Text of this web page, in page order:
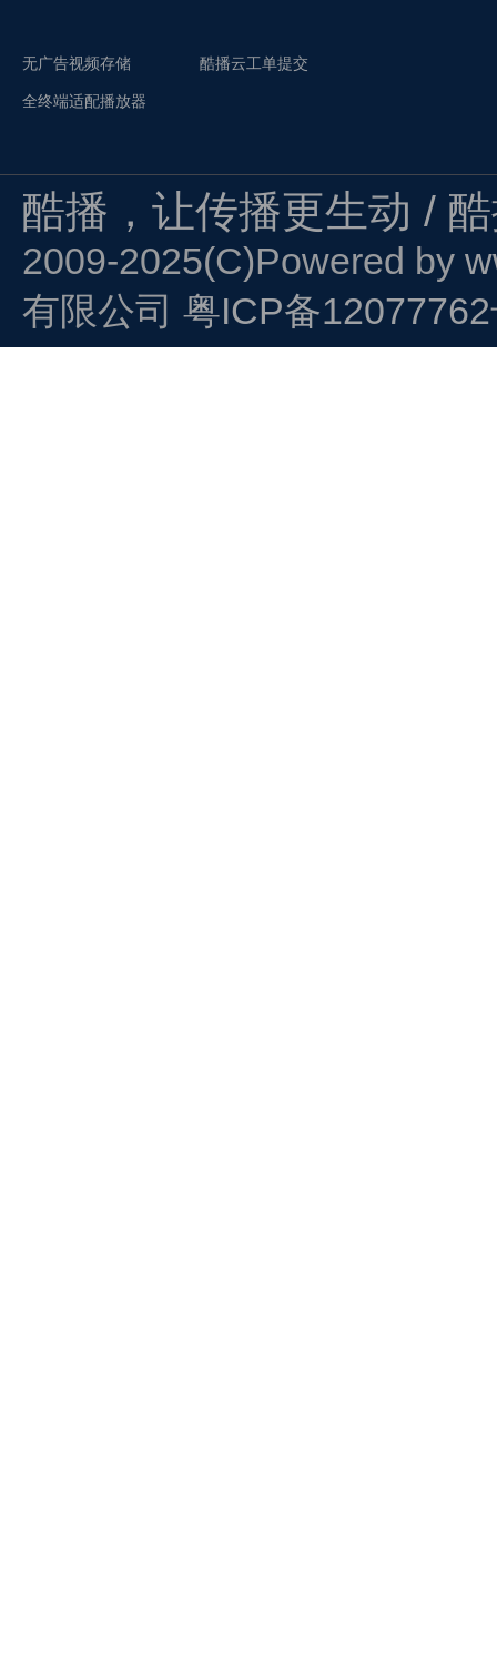
无广告视频存储
全终端适配播放器
酷播云工单提交
酷播，让传播更生动 /
2009-2025(C)Powered by
有限公司 粤ICP备